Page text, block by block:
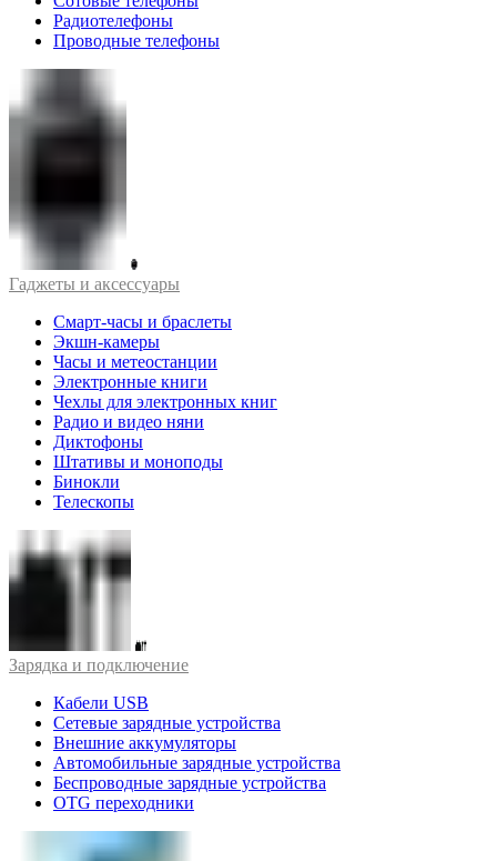
Радиотелефоны
Проводные телефоны
Гаджеты и аксессуары
Смарт-часы и браслеты
Экшн-камеры
Часы и метеостанции
Электронные книги
Чехлы для электронных книг
Радио и видео няни
Диктофоны
Штативы и моноподы
Бинокли
Телескопы
Зарядка и подключение
Кабели USB
Сетевые зарядные устройства
Внешние аккумуляторы
Автомобильные зарядные устройства
Беспроводные зарядные устройства
OTG переходники